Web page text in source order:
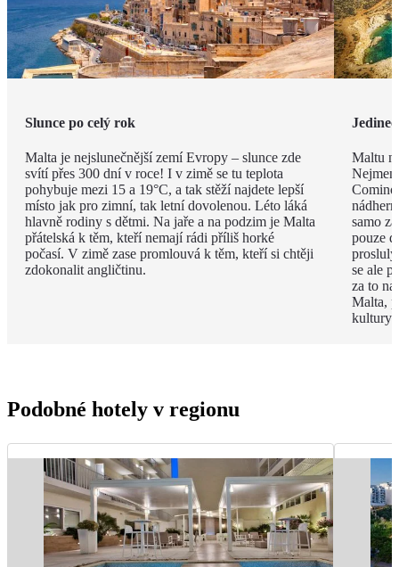
Slunce po celý rok
Malta je nejslunečnější zemí Evropy – slunce zde
svítí přes 300 dní v roce! I v zimě se tu teplota
pohybuje mezi 15 a 19°C, a tak stěží najdete lepší
místo jak pro zimní, tak letní dovolenou. Léto láká
hlavně rodiny s dětmi. Na jaře a na podzim je Malta
přátelská k těm, kteří nemají rádi příliš horké
počasí. V zimě zase promlouvá k těm, kteří si chtěji
zdokonalit angličtinu.
Maltu
samo
pouze
se ale
za to
Malta,
kultury
Podobné hotely v regionu